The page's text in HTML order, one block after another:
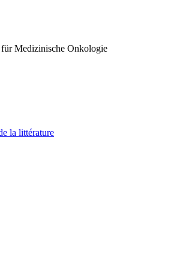
für Medizinische Onkologie
la littérature